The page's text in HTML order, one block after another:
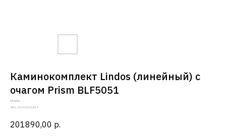
Каминокомплект Lindos (линейный) с
очагом Prism BLF5051
Dimplex
SKU: 26000k25819
201890,00 р.